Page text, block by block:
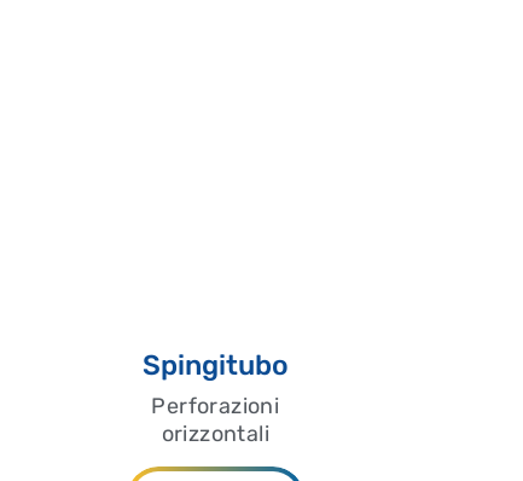
Spingitubo
Perforazioni
orizzontali